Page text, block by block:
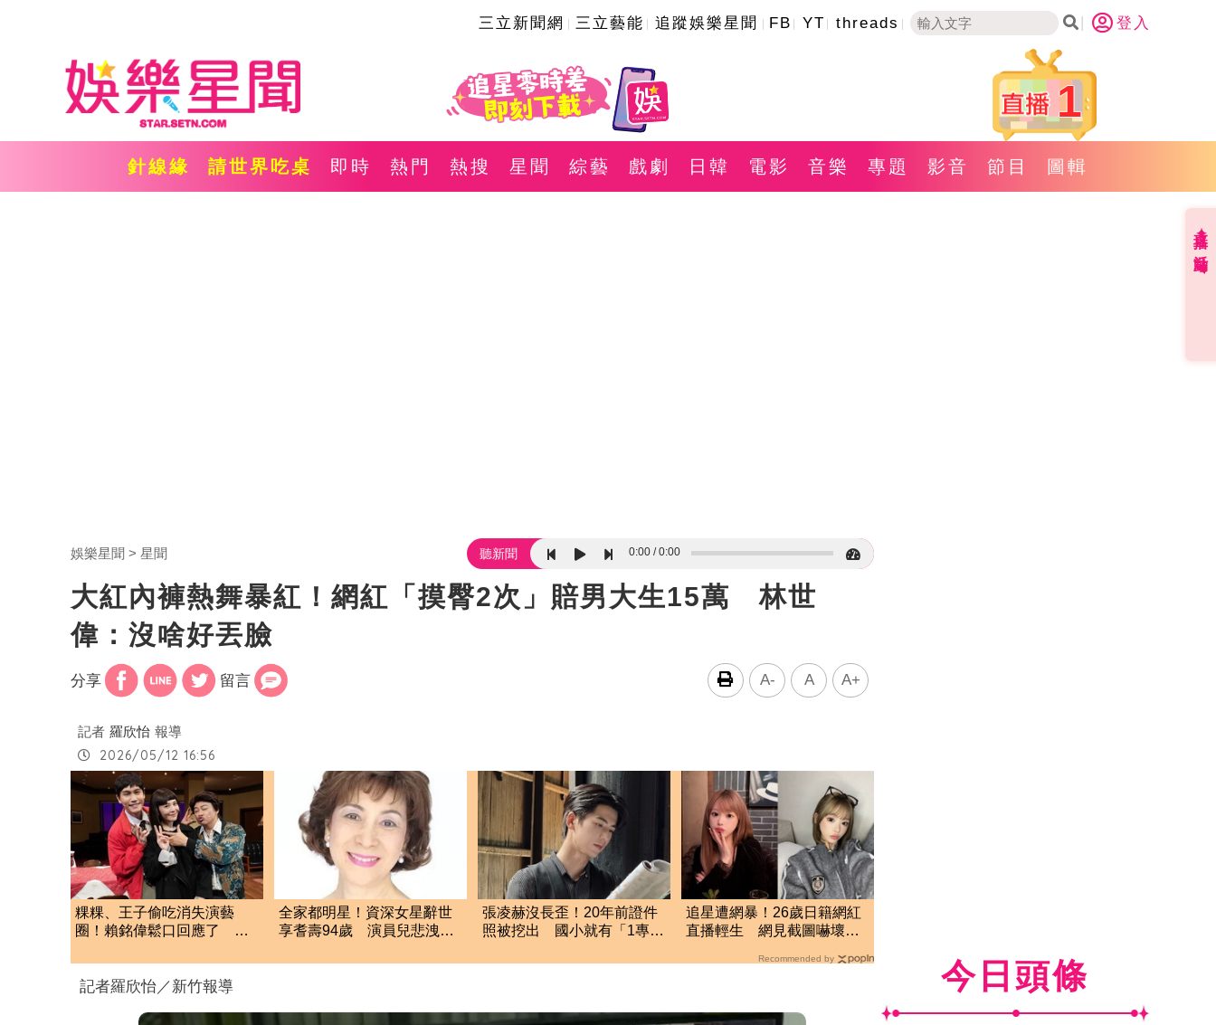
三立新聞網 三立藝能 追蹤娛樂星聞 FB YT threads 登入
1
針線緣 請世界吃桌 即時 熱門 熱搜 星聞 綜藝 戲劇 日韓 電影 音樂 專題 影音 節目 圖輯
娛樂星聞 星聞 聽新聞 0:00 0:00
大紅內褲熱舞暴紅！網紅「摸臀2次」賠男大生15萬 林世
偉：沒啥好丟臉
分享 留言 A- A A+
記者 羅欣怡 報導
2026/05/12 16:56
粿粿、王子偷吃消失演藝
圈！賴銘偉鬆口回應了 兩
全家都明星！資深女星辭世
享耆壽94歲 演員兒悲洩臨
張凌赫沒長歪！20年前證件
照被挖出 國小就有「1專業
追星遭網暴！26歲日籍網紅
直播輕生 網見截圖嚇壞：
Recommended by
記者羅欣怡／新竹報導 今日頭條
直播✦活動